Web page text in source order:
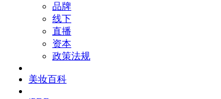
品牌
线下
直播
资本
政策法规
美妆百科